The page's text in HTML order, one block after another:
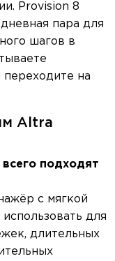
Provision 8
пара для
шагов в
на
Altra
подходят
с мягкой
для
длительных